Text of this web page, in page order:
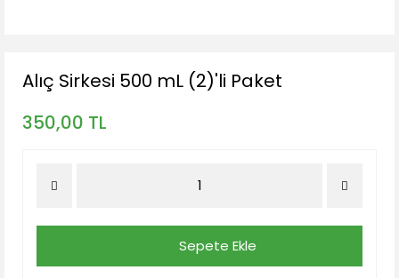
Alıç Sirkesi 500 mL (2)'li Paket
350,00 TL
Sepete Ekle